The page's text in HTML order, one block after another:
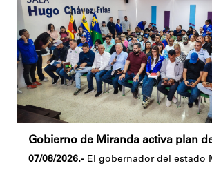
07/08/2026.- El gobernador del estado